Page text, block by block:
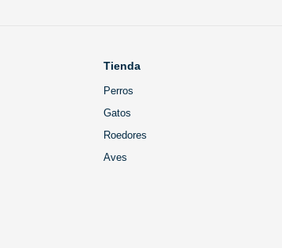
Tienda
Perros
Gatos
Roedores
Aves